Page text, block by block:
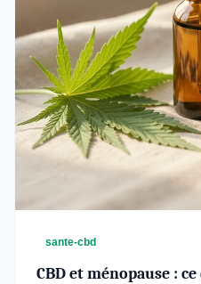
sante-cbd
CBD et ménopause :